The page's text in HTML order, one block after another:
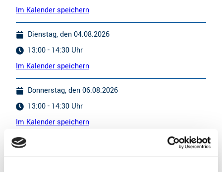
Im Kalender speichern
Dienstag, den 04.08.2026
13:00 - 14:30 Uhr
Im Kalender speichern
Donnerstag, den 06.08.2026
13:00 - 14:30 Uhr
Im Kalender speichern